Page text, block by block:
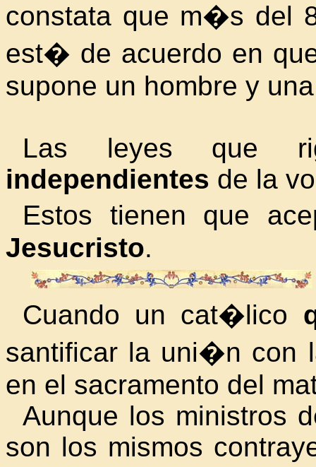
constata que m�s del
est� de acuerdo en
supone un hombre y
Las leyes que
independientes de la
Estos tienen que
Jesucristo.
Cuando un cat�lico
santificar la uni�n con
en el sacramento del
Aunque los ministros
son los mismos